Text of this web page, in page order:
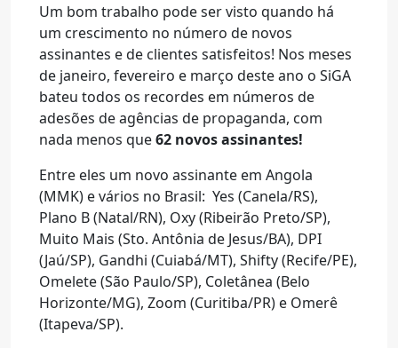
Um bom trabalho pode ser visto quando há
um crescimento no número de novos
assinantes e de clientes satisfeitos! Nos meses
de janeiro, fevereiro e março deste ano o SiGA
bateu todos os recordes em números de
adesões de agências de propaganda, com
nada menos que62 novos assinantes!
Entre eles um novo assinante em Angola
(MMK) e vários no Brasil: Yes (Canela/RS),
Plano B (Natal/RN), Oxy (Ribeirão Preto/SP),
Muito Mais (Sto. Antônia de Jesus/BA), DPI
(Jaú/SP), Gandhi (Cuiabá/MT), Shifty (Recife/PE),
Omelete (São Paulo/SP), Coletânea (Belo
Horizonte/MG), Zoom (Curitiba/PR) e Omerê
(Itapeva/SP).